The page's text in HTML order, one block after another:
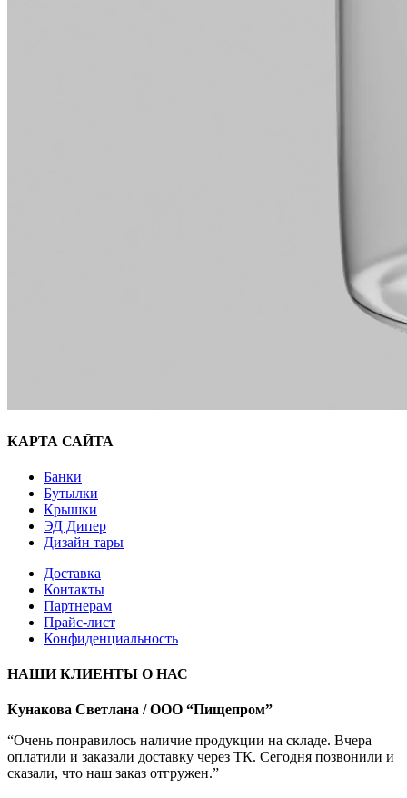
КАРТА САЙТА
Банки
Бутылки
Крышки
ЭД Дипер
Дизайн тары
Доставка
Контакты
Партнерам
Прайс-лист
Конфиденциальность
НАШИ КЛИЕНТЫ О НАС
Кунакова Светлана / ООО “Пищепром”
“Очень понравилось наличие продукции на складе. Вчера
оплатили и заказали доставку через ТК. Сегодня позвонили и
сказали, что наш заказ отгружен.”